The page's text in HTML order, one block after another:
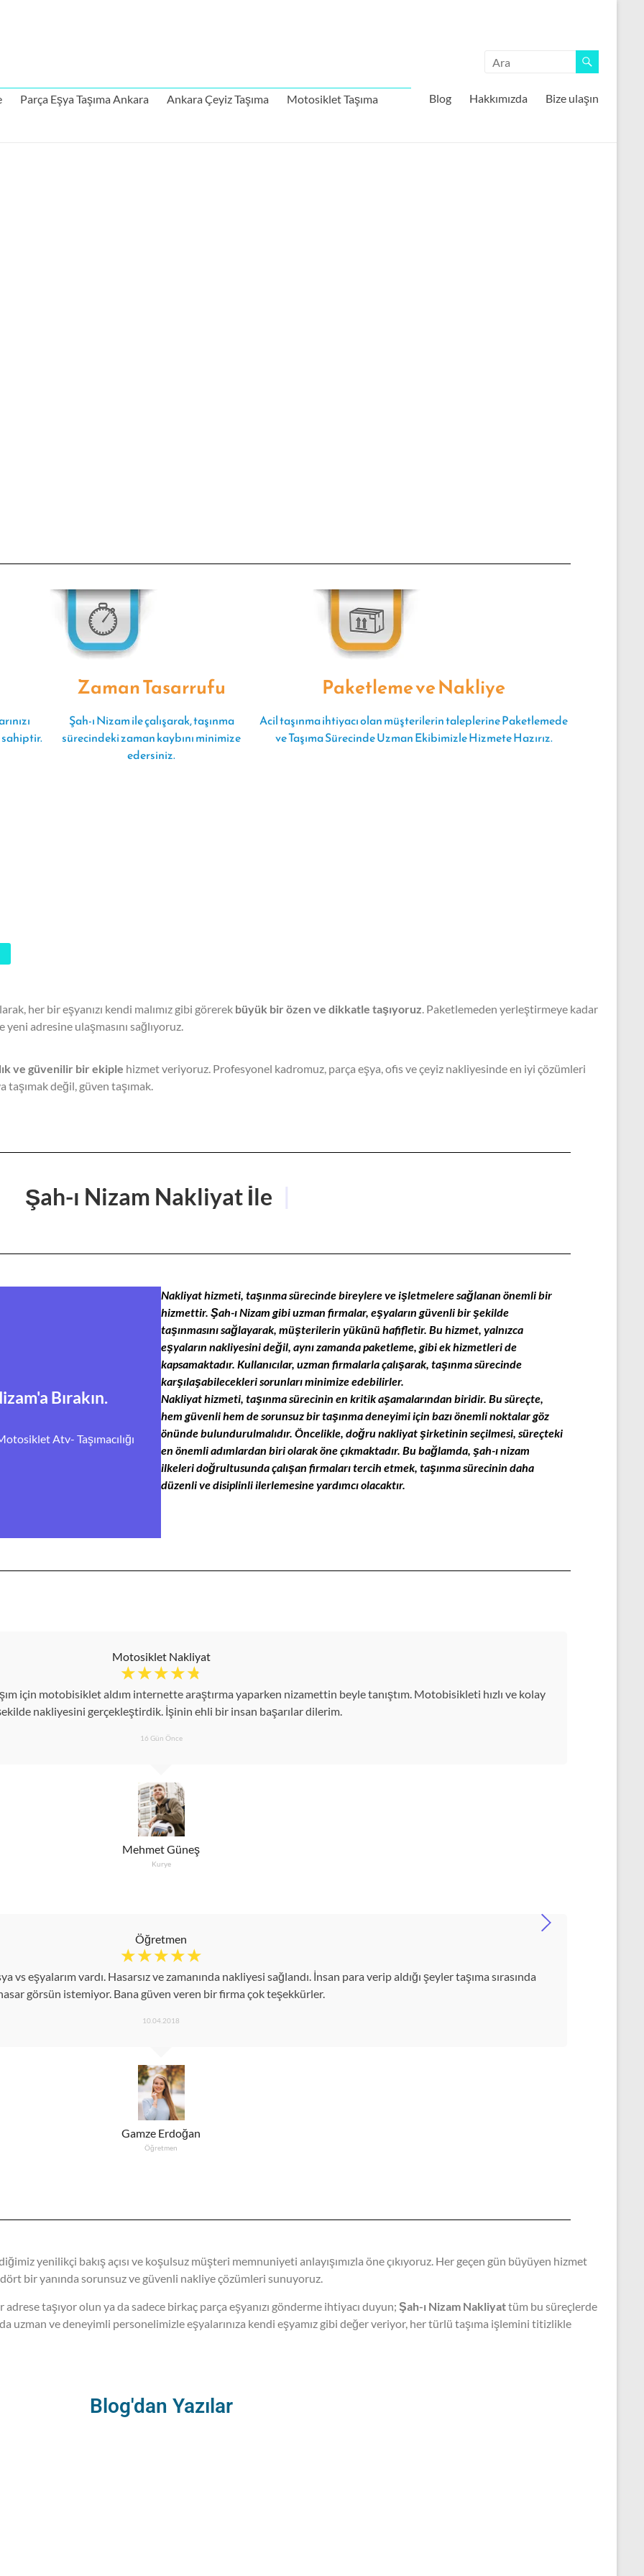
Parça Eşya Taşıma Ankara Ankara Çeyiz Taşıma
Motosiklet Taşıma
Blog Hakkımızda Bize ulaşın
Şehir İçi Nakliyat
Şah-ı Nizam
Bu hizmet, genellikle evden eve, ofisten ofise veya ticari yüklerin belirli
sürecinin hızlandırılması ve maliyetlerin düşürülmesi açısından büyük
Özellikle büyük şehirlerde, Şah-ı Nizam Nakliyat'ın sunduğu profesyonel
hizmetler, taşınma sürecini stres olmaktan çıkarır.
Şah-ı Nizam
Motorbisiklet taşıma süreci, doğru uygulama aşamalarıyla başlar ve özellikle
Şah-ı Nizam Motorsiklet Nakliyatı sektörde öne çıkmaktadır.
sahiptir.
Zaman Tasarrufu
Şah-ı Nizam ile çalışarak, taşınma
sürecindeki zaman kaybını minimize
edersiniz.
Paketleme ve Nakliye
Acil taşınma ihtiyacı olan müşterilerin taleplerine Paketlemede
ve Taşıma Sürecinde Uzman Ekibimizle Hizmete Hazırız.
her bir eşyanızı kendi malımız gibi görerek büyük bir özen ve dikkatle taşıyoruz. Paketlemeden yerleştirmeye kadar
adresine ulaşmasını sağlıyoruz.
ve güvenilir bir ekiple hizmet veriyoruz. Profesyonel kadromuz, parça eşya, ofis ve çeyiz nakliyesinde en iyi çözümleri
taşımak değil, güven taşımak.
Şah-ı Nizam Nakliyat İle
Bırakın.
Atv- Taşımacılığı
Taşınma
taşınacağı araçların
faydalı olacaktır.
Nakliyat hizmeti, taşınma sürecinde bireylere ve işletmelere sağlanan önemli bir
hizmettir. Şah-ı Nizam gibi uzman firmalar, eşyaların güvenli bir şekilde
taşınmasını sağlayarak, müşterilerin yükünü hafifletir. Bu hizmet, yalnızca
eşyaların nakliyesini değil, aynı zamanda paketleme, gibi ek hizmetleri de
kapsamaktadır. Kullanıcılar, uzman firmalarla çalışarak, taşınma sürecinde
karşılaşabilecekleri sorunları minimize edebilirler.
Nakliyat hizmeti, taşınma sürecinin en kritik aşamalarından biridir. Bu süreçte,
hem güvenli hem de sorunsuz bir taşınma deneyimi için bazı önemli noktalar göz
önünde bulundurulmalıdır. Öncelikle, doğru nakliyat şirketinin seçilmesi, süreçteki
en önemli adımlardan biri olarak öne çıkmaktadır. Bu bağlamda, şah-ı nizam
ilkeleri doğrultusunda çalışan firmaları tercih etmek, taşınma sürecinin daha
düzenli ve disiplinli ilerlemesine yardımcı olacaktır.
Mehmet Güneş
Kurye
Motosiklet Nakliyat
☆☆☆☆☆
için motobisiklet aldım internette araştırma yaparken nizamettin beyle tanıştım. Motobisikleti hızlı ve kolay
nakliyesini gerçekleştirdik. İşinin ehli bir insan başarılar dilerim.
16 Gün Önce
Gamze Erdoğan
Öğretmen
Öğretmen
☆☆☆☆☆
vs eşyalarım vardı. Hasarsız ve zamanında nakliyesi sağlandı. İnsan para verip aldığı şeyler taşıma sırasında
görsün istemiyor. Bana güven veren bir firma çok teşekkürler.
10.04.2018
yenilikçi bakış açısı ve koşulsuz müşteri memnuniyeti anlayışımızla öne çıkıyoruz. Her geçen gün büyüyen hizmet
bir yanında sorunsuz ve güvenli nakliye çözümleri sunuyoruz.
taşıyor olun ya da sadece birkaç parça eşyanızı gönderme ihtiyacı duyun; Şah-ı Nizam Nakliyattüm bu süreçlerde
uzman ve deneyimli personelimizle eşyalarınıza kendi eşyamız gibi değer veriyor, her türlü taşıma işlemini titizlikle
Blog'dan Yazılar